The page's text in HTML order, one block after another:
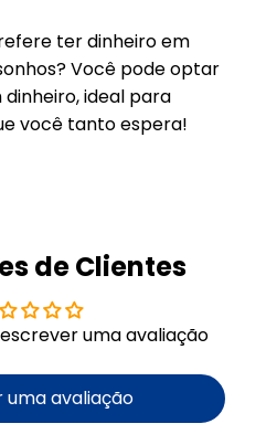
ter dinheiro em
Você pode optar
ideal para
você tanto espera!
de Clientes
uma avaliação
uma avaliação